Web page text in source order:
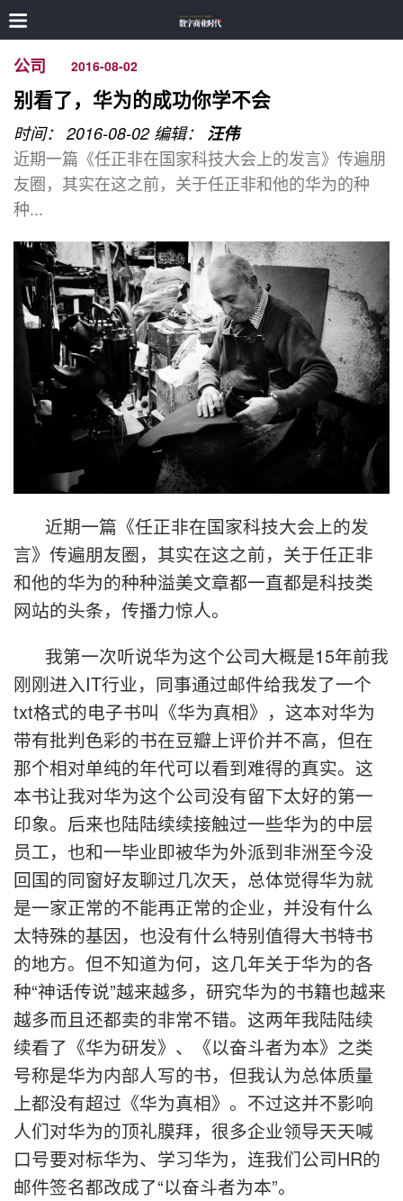
公司 2016-08-02
别看了，华为的成功你学不会
时间： 2016-08-02 编辑： 汪伟
近期一篇《任正非在国家科技大会上的发言》传遍朋
友圈，其实在这之前，关于任正非和他的华为的种
种...
近期一篇《任正非在国家科技大会上的发
言》传遍朋友圈，其实在这之前，关于任正非
和他的华为的种种溢美文章都一直都是科技类
网站的头条，传播力惊人。
我第一次听说华为这个公司大概是15年前我
刚刚进入IT行业，同事通过邮件给我发了一个
txt格式的电子书叫《华为真相》，这本对华为
带有批判色彩的书在豆瓣上评价并不高，但在
那个相对单纯的年代可以看到难得的真实。这
本书让我对华为这个公司没有留下太好的第一
印象。后来也陆陆续续接触过一些华为的中层
员工，也和一毕业即被华为外派到非洲至今没
回国的同窗好友聊过几次天，总体觉得华为就
是一家正常的不能再正常的企业，并没有什么
太特殊的基因，也没有什么特别值得大书特书
的地方。但不知道为何，这几年关于华为的各
种“神话传说”越来越多，研究华为的书籍也越来
越多而且还都卖的非常不错。这两年我陆陆续
续看了《华为研发》、《以奋斗者为本》之类
号称是华为内部人写的书，但我认为总体质量
上都没有超过《华为真相》。不过这并不影响
人们对华为的顶礼膜拜，很多企业领导天天喊
口号要对标华为、学习华为，连我们公司HR的
邮件签名都改成了“以奋斗者为本”。